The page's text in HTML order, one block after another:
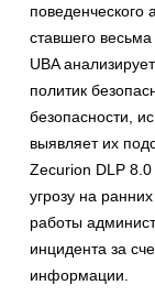
поведенческого
ставшего
UBA
политик
безопасности,
выявляет их
Zecurion DLP 8.0
угрозу на
работы
инцидента за
информации.